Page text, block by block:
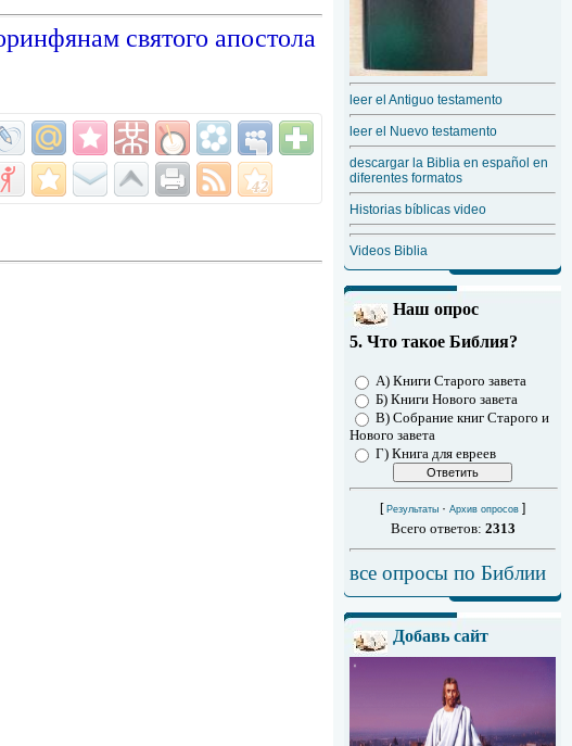
святого апостола
leer el Antiguo testamento
leer el Nuevo testamento
descargar la Biblia en español en
diferentes formatos
Historias bíblicas video
Videos Biblia
Наш опрос
5. Что такое Библия?
А) Книги Старого завета
Б) Книги Нового завета
В) Собрание книг Старого и
Нового завета
Г) Книга для евреев
[ Результаты · Архив опросов ]
Всего ответов: 2313
все опросы по Библии
Добавь сайт